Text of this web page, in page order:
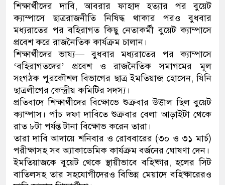
শিক্ষার্থীদের দাবি, আবরার ফাহাদ হত্যার পর বুয়েট
ক্যাম্পাসে ছাত্ররাজনীতি নিষিদ্ধ থাকার পরও বুধবার
মধ্যরাতের পর বহিরাগত কিছু নেতাকর্মী বুয়েট ক্যাম্পাসে
প্রবেশ করে রাজনৈতিক কার্যক্রম চালান।
শিক্ষার্থীদের ভাষ্য— বুধবার মধ্যরাতের পর ক্যাম্পাসে
‘বহিরাগতদের’ প্রবেশ ও রাজনৈতিক সমাগমের মূল
সংগঠক পুরকৌশল বিভাগের ছাত্র ইমতিয়াজ হোসেন, যিনি
ছাত্রলীগের কেন্দ্রীয় কমিটির সদস্য।
প্রতিবাদে শিক্ষার্থীদের বিক্ষোভে শুক্রবার উত্তাল ছিল বুয়েট
ক্যাম্পাস। পাঁচ দফা দাবিতে শুক্রবার বেলা আড়াইটা থেকে
রাত ৮টা পর্যন্ত টানা বিক্ষোভ করেন তারা।
তারা দাবি আদায়ে শনিবার ও রোববারের (৩০ ও ৩১ মার্চ)
পরীক্ষাসহ সব অ্যাকাডেমিক কার্যক্রম বর্জনের ঘোষণা দেন।
ইমতিয়াজকে বুয়েট থেকে স্থায়ীভাবে বহিষ্কার, হলের সিট
বাতিলসহ তার সহযোগীদেরও বিভিন্ন মেয়াদে বহিষ্কারেরও